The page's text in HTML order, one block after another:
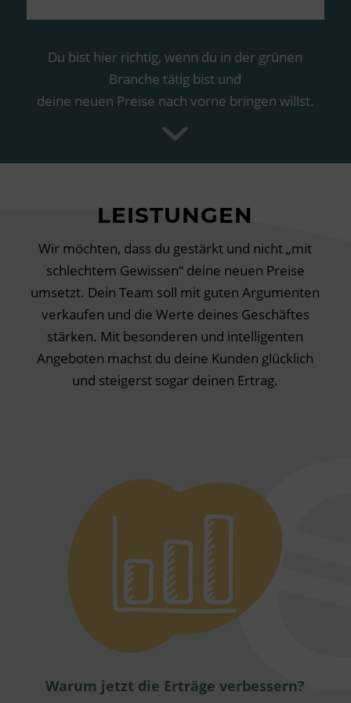
Du bist hier richtig, wenn du in der grünen
Branche tätig bist und
deine neuen Preise nach vorne bringen willst.
LEISTUNGEN
Wir möchten, dass du gestärkt und nicht „mit
schlechtem Gewissen“ deine neuen Preise
umsetzt. Dein Team soll mit guten Argumenten
verkaufen und die Werte deines Geschäftes
stärken. Mit besonderen und intelligenten
Angeboten machst du deine Kunden glücklich
und steigerst sogar deinen Ertrag.
Warum jetzt die Erträge verbessern?